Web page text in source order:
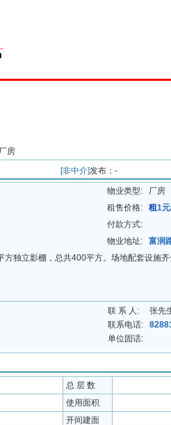
房
[非中介]发布：-
物业类型:
厂房
租售价格: 租1
付款方式:
物业地址:
富润
方独立影棚，总共400平方。场地配套设施
联 系 人:
张先
联系电话:
单位固话:
总 层 数
使用面积
开间建面